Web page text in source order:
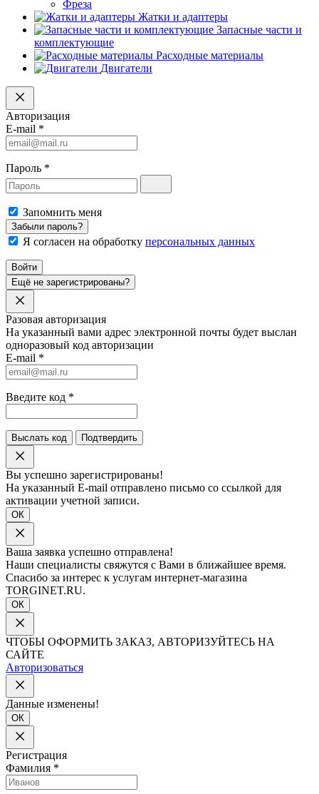
Фреза
Жатки и адаптеры
Запасные части и
комплектующие
Расходные материалы
Двигатели
Авторизация
E-mail *
Пароль *
Запомнить меня
Забыли пароль?
Я согласен на обработку персональных данных
Войти
Ещё не зарегистрированы?
Разовая авторизация
На указанный вами адрес электронной почты будет выслан
одноразовый код авторизации
E-mail *
Введите код *
Выслать код Подтвердить
Вы успешно зарегистрированы!
На указанный E-mail отправлено письмо со ссылкой для
активации учетной записи.
ОК
Ваша заявка успешно отправлена!
Наши специалисты свяжутся с Вами в ближайшее время.
Спасибо за интерес к услугам интернет-магазина
TORGINET.RU.
ОК
ЧТОБЫ ОФОРМИТЬ ЗАКАЗ, АВТОРИЗУЙТЕСЬ НА
САЙТЕ
Авторизоваться
Данные изменены!
ОК
Регистрация
Фамилия *